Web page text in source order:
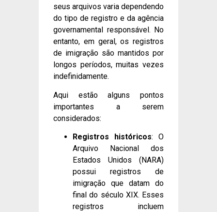
seus arquivos varia dependendo
do tipo de registro e da agência
governamental responsável. No
entanto, em geral, os registros
de imigração são mantidos por
longos períodos, muitas vezes
indefinidamente.
Aqui estão alguns pontos
importantes a serem
considerados:
Registros históricos: O
Arquivo Nacional dos
Estados Unidos (NARA)
possui registros de
imigração que datam do
final do século XIX. Esses
registros incluem